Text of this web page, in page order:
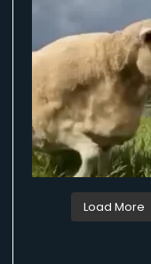
Load More